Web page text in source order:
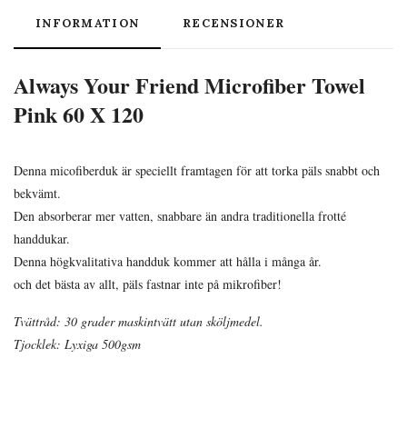
INFORMATION RECENSIONER
Always Your Friend Microfiber Towel
Pink 60 X 120
Denna micofiberduk är speciellt framtagen för att torka päls snabbt och
bekvämt.
Den absorberar mer vatten, snabbare än andra traditionella frotté
handdukar.
Denna högkvalitativa handduk kommer att hålla i många år.
och det bästa av allt, päls fastnar inte på mikrofiber!
Tvättråd: 30 grader maskintvätt utan sköljmedel.
Tjocklek: Lyxiga 500gsm